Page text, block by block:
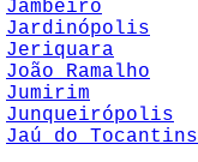
Jambeiro
Jardinópolis
Jeriquara
João Ramalho
Jumirim
Junqueirópolis
Jaú do Tocantins